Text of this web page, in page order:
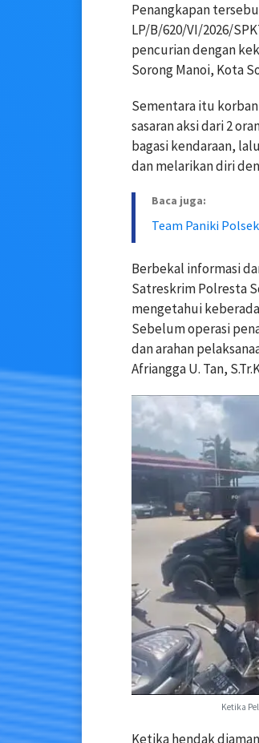
Penangkapan
LP/B/620/VI/2026/
pencurian dengan
Sorong Manoi, Kota
Sementara itu
sasaran aksi dari 2
bagasi kendaraan,
dan melarikan diri
Baca juga:
Team Paniki
Berbekal informasi
Satreskrim Polresta
mengetahui
Sebelum operasi
dan arahan
Afriangga U. Tan,
Ketika
Ketika hendak